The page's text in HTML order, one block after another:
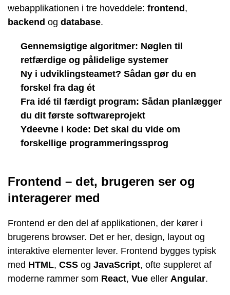
webapplikationen i tre hoveddele: frontend ,
backend og database.
Gennemsigtige algoritmer: Nøglen til
retfærdige og pålidelige systemer
Ny i udviklingsteamet? Sådan gør du en
forskel fra dag ét
Fra idé til færdigt program: Sådan planlægger
du dit første softwareprojekt
Ydeevne i kode: Det skal du vide om
forskellige programmeringssprog
Frontend – det, brugeren ser og
interagerer med
Frontend er den del af applikationen, der kører i
brugerens browser. Det er her, design, layout og
interaktive elementer lever. Frontend bygges typisk
med HTML, CSS og JavaScript, ofte suppleret af
moderne rammer som React, Vue eller Angular.